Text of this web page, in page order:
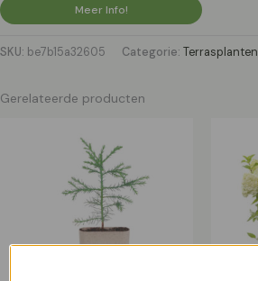
Meer Info!
SKU: be7b15a32605 Categorie: Terrasplanten
Gerelateerde producten